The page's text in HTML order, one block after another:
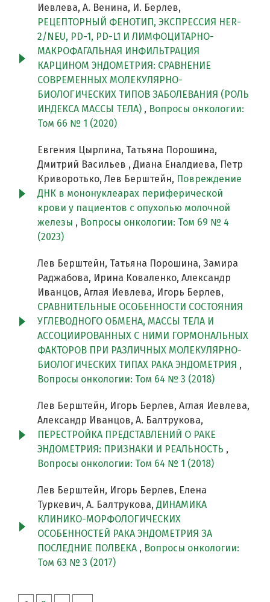
Иевлева, А. Венина, И. Берлев,
РЕЦЕПТОРНЫЙ ФЕНОТИП, ЭКСПРЕССИЯ HER-
2/NEU, PD-1, PD-L1 И ЛИМФОЦИТАРНО-
МАКРОФАГАЛЬНАЯ ИНФИЛЬТРАЦИЯ
КАРЦИНОМ ЭНДОМЕТРИЯ: СРАВНЕНИЕ
СОВРЕМЕННЫХ МОЛЕКУЛЯРНО-
БИОЛОГИЧЕСКИХ ТИПОВ ЗАБОЛЕВАНИЯ (РОЛЬ
ИНДЕКСА МАССЫ ТЕЛА) , Вопросы онкологии:
Том 66 № 1 (2020)
Евгения Цырлина, Татьяна Порошина,
Дмитрий Васильев , Диана Еналдиева, Петр
Криворотько, Лев Берштейн, Повреждение
ДНК в мононуклеарах периферической
крови у пациентов с опухолью молочной
железы , Вопросы онкологии: Том 69 № 4
(2023)
Лев Берштейн, Татьяна Порошина, Замира
Раджабова, Ирина Коваленко, Александр
Иванцов, Аглая Иевлева, Игорь Берлев,
СРАВНИТЕЛЬНЫЕ ОСОБЕННОСТИ СОСТОЯНИЯ
УГЛЕВОДНОГО ОБМЕНА, МАССЫ ТЕЛА И
АССОЦИИРОВАННЫХ С НИМИ ГОРМОНАЛЬНЫХ
ФАКТОРОВ ПРИ РАЗЛИЧНЫХ МОЛЕКУЛЯРНО-
БИОЛОГИЧЕСКИХ ТИПАХ РАКА ЭНДОМЕТРИЯ ,
Вопросы онкологии: Том 64 № 3 (2018)
Лев Берштейн, Игорь Берлев, Аглая Иевлева,
Александр Иванцов, А. Балтрукова,
ПЕРЕСТРОЙКА ПРЕДСТАВЛЕНИЙ О РАКЕ
ЭНДОМЕТРИЯ: ПРИЗНАКИ И РЕАЛЬНОСТЬ ,
Вопросы онкологии: Том 64 № 1 (2018)
Лев Берштейн, Игорь Берлев, Елена
Туркевич, А. Балтрукова, ДИНАМИКА
КЛИНИКО-МОРФОЛОГИЧЕСКИХ
ОСОБЕННОСТЕЙ РАКА ЭНДОМЕТРИЯ ЗА
ПОСЛЕДНИЕ ПОЛВЕКА , Вопросы онкологии:
Том 63 № 3 (2017)